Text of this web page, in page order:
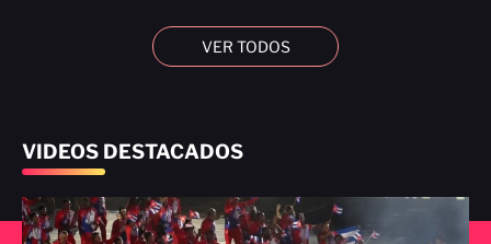
VER TODOS
VIDEOS DESTACADOS